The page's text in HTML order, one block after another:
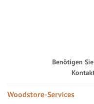
Benötigen
Woodstore-Services